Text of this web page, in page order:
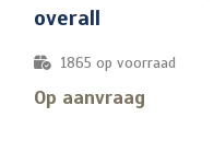
overall
1865 op voorraad
Op aanvraag